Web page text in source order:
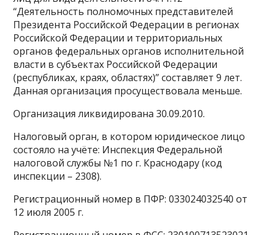
“Деятельность полномочных представителей
Президента Российской Федерации в регионах
Российской Федерации и территориальных
органов федеральных органов исполнительной
власти в субъектах Российской Федерации
(республиках, краях, областях)” составляет 9 лет.
Данная организация просуществовала меньше.
Организация ликвидирована 30.09.2010.
Налоговый орган, в котором юридическое лицо
состояло на учёте: Инспекция Федеральной
налоговой службы №1 по г. Краснодару (код
инспекции – 2308).
Регистрационный номер в ПФР: 033024032540 от
12 июля 2005 г.